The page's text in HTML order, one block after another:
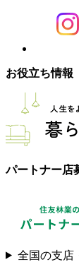
お役立ち情報
パートナー店
全国の支店